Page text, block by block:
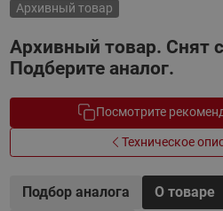
Архивный товар
Архивный товар. Снят
Подберите аналог.
Посмотрите
Техническое
Подбор аналога О товаре